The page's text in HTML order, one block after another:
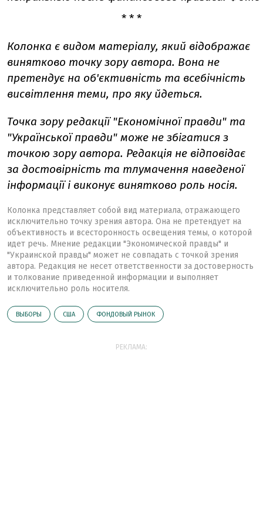
* * *
Колонка є видом матеріалу, який відображає
винятково точку зору автора. Вона не
претендує на об'єктивність та всебічність
висвітлення теми, про яку йдеться.
Точка зору редакції "Економічної правди" та
"Української правди" може не збігатися з
точкою зору автора. Редакція не відповідає
за достовірність та тлумачення наведеної
інформації і виконує винятково роль носія.
Колонка представляет собой вид материала, отражающего
исключительно точку зрения автора. Она не претендует на
объективность и всесторонность освещения темы, о которой
идет речь. Мнение редакции "Экономической правды" и
"Украинской правды" может не совпадать с точкой зрения
автора. Редакция не несет ответственности за достоверность
и толкование приведенной информации и выполняет
исключительно роль носителя.
ВЫБОРЫ США ФОНДОВЫЙ РЫНОК
РЕКЛАМА: